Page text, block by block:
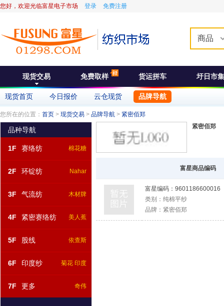
您好，欢迎光临富星电子市场 登录 免费注册
商品
现货交易 免费取样 货运拼车 圩日市集
现货首页 今日报价 云仓现货 品牌导航
您所在的位置： 首页 > 现货交易 > 品牌导航 > 紧密佰郑
品种导航
1F 赛络纺 棉花糖
2F 环锭纺 Nahar
3F 气流纺 木材牌
4F 紧密赛络纺 美人蕉
5F 股线 依查斯
6F 印度纱 菊花 印度
7F 更多 奇伟
紧密佰郑
富星商品编码
富星编码： 9601186600016
类别： 纯棉平纱
品牌： 紧密佰郑